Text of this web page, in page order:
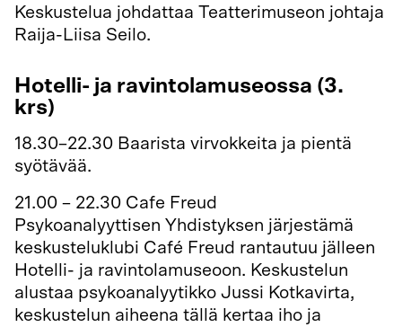
Keskustelua johdattaa Teatterimuseon johtaja
Raija-Liisa Seilo.
Hotelli- ja ravintolamuseossa (3.
krs)
18.30–22.30 Baarista virvokkeita ja pientä
syötävää.
21.00 – 22.30 Cafe Freud
Psykoanalyyttisen Yhdistyksen järjestämä
keskusteluklubi Café Freud rantautuu jälleen
Hotelli- ja ravintolamuseoon. Keskustelun
alustaa psykoanalyytikko Jussi Kotkavirta,
keskustelun aiheena tällä kertaa iho ja